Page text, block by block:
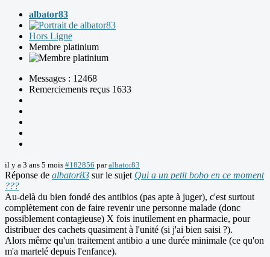
albator83
Hors Ligne
Membre platinium
Messages : 12468
Remerciements reçus 1633
il y a 3 ans 5 mois #182856 paralbator83
Réponse de albator83 sur le sujet Qui a un petit bobo en ce moment
???
Au-delà du bien fondé des antibios (pas apte à juger), c'est surtout
complètement con de faire revenir une personne malade (donc
possiblement contagieuse) X fois inutilement en pharmacie, pour
distribuer des cachets quasiment à l'unité (si j'ai bien saisi ?).
Alors même qu'un traitement antibio a une durée minimale (ce qu'on
m'a martelé depuis l'enfance).